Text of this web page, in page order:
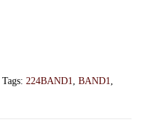
Tags: 224BAND1, BAND1,